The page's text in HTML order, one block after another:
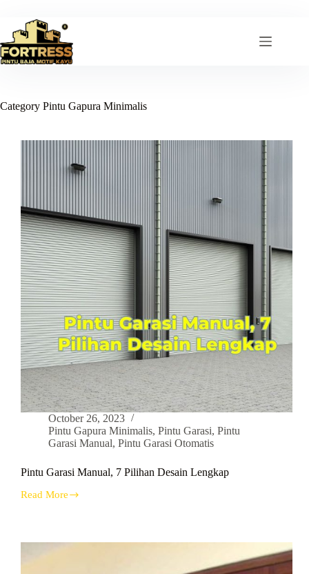
content
Category Pintu Gapura Minimalis
October 26, 2023
Pintu Gapura Minimalis, Pintu Garasi, Pintu
Garasi Manual, Pintu Garasi Otomatis
Pintu Garasi Manual, 7 Pilihan Desain Lengkap
Read More
Pintu